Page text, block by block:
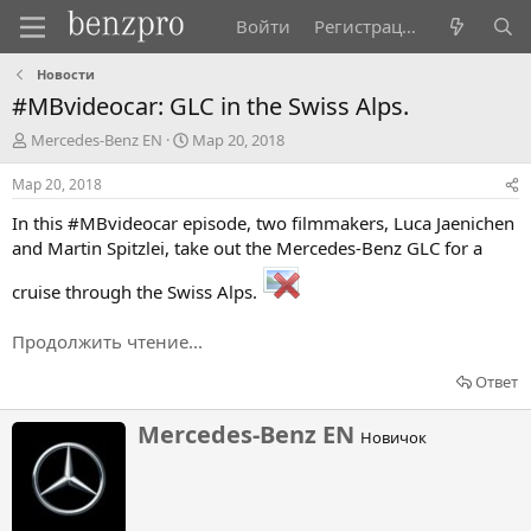
Войти Регистрация
Новости
#MBvideocar: GLC in the Swiss Alps.
А
в
т
о
р
т
м
Mercedes-Benz EN
Д
а
а
н
а
а
Мар 20, 2018
Мар 20, 2018
In this #MBvideocar episode, two filmmakers, Luca Jaenichen
and Martin Spitzlei, take out the Mercedes-Benz GLC for a
cruise through the Swiss Alps.
Продолжить чтение...
Ответ
Н
аMercedes-Benz EN Новичок